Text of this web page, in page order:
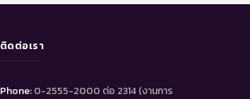
ติดต่อเรา
Phone:0-2555-2000 ต่อ 2314 (งานการ